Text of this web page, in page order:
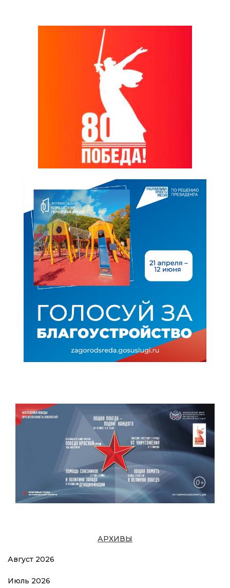
АРХИВЫ
Август 2026
Июль 2026